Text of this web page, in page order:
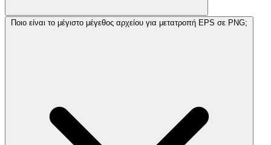
Ποιο είναι το μέγιστο μέγεθος αρχείου για μετατροπή EPS σε PNG;